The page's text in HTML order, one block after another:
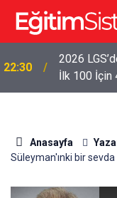
22:30
2026
İlk 100 İçin
Anasayfa
Süleyman'ınki bir sevda